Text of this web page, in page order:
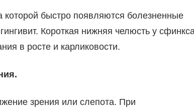
быстро появляются болезненные
Короткая нижняя челюсть у
в росте и карликовости.
зрения или слепота. При